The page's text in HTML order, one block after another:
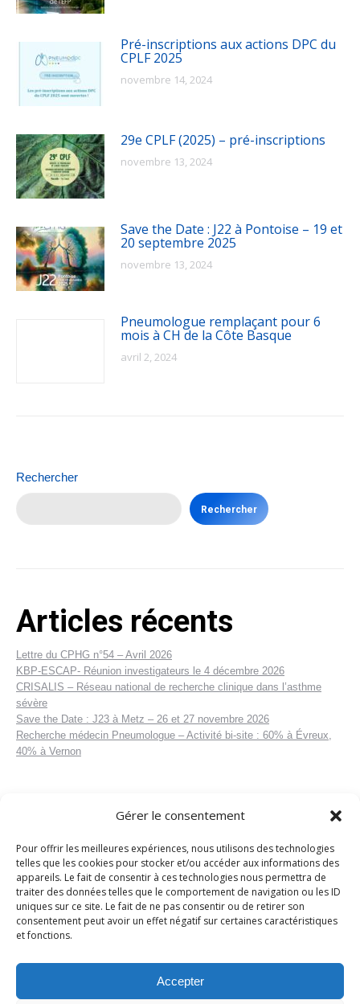
Gérer le consentement
Pour offrir les meilleures expériences, nous utilisons des technologies
telles que les cookies pour stocker et/ou accéder aux informations des
appareils. Le fait de consentir à ces technologies nous permettra de
traiter des données telles que le comportement de navigation ou les ID
uniques sur ce site. Le fait de ne pas consentir ou de retirer son
consentement peut avoir un effet négatif sur certaines caractéristiques
et fonctions.
Accepter
Pré-inscriptions aux actions DPC du
CPLF 2025
novembre 14, 2024
29e CPLF (2025) – pré-inscriptions
novembre 13, 2024
Save the Date : J22 à Pontoise – 19 et
20 septembre 2025
novembre 13, 2024
Pneumologue remplaçant pour 6
mois à CH de la Côte Basque
avril 2, 2024
Rechercher
Rechercher
Articles récents
Lettre du CPHG n°54 – Avril 2026
KBP-ESCAP- Réunion investigateurs le 4 décembre 2026
CRISALIS – Réseau national de recherche clinique dans l’asthme
sévère
Save the Date : J23 à Metz – 26 et 27 novembre 2026
Recherche médecin Pneumologue – Activité bi-site : 60% à Évreux,
40% à Vernon